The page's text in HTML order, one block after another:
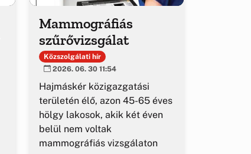
Mammográfiás
szűrővizsgálat
Közszolgálati hír
2026. 06. 30 11:54
Hajmáskér közigazgatási
területén élő, azon 45-65 éves
hölgy lakosok, akik két éven
belül nem voltak
mammográfiás vizsgálaton